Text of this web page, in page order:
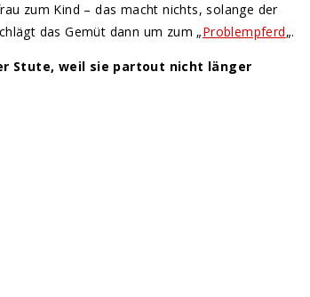
zum Kind – das macht nichts, solange der
das Gemüt dann um zum „Problempferd„.
Stute, weil sie partout nicht länger